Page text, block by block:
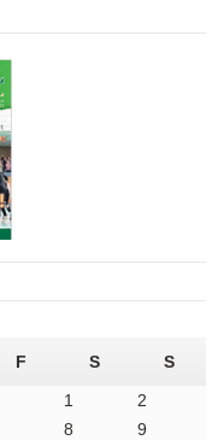
F S
S
1
2
8
9